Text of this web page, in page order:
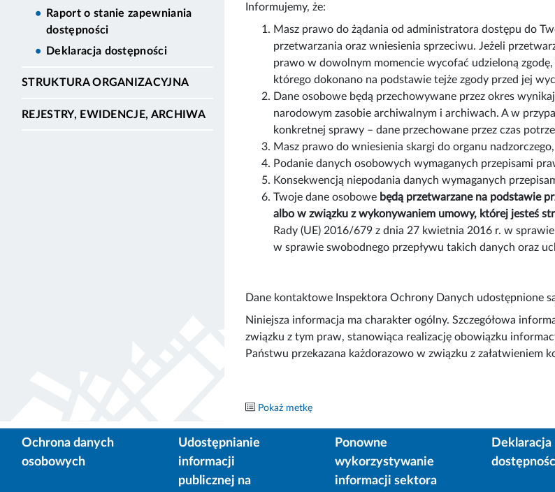
Raport o stanie zapewniania
dostępności
Deklaracja dostępności
STRUKTURA ORGANIZACYJNA
REJESTRY, EWIDENCJE, ARCHIWA
Informujemy, że:
Masz prawo do żądania od administratora dostępu do
przetwarzania oraz wniesienia sprzeciwu. Jeżeli
prawo w dowolnym momencie wycofać udzieloną
którego dokonano na podstawie tejże zgody przed jej
Dane osobowe będą przechowywane przez okres
narodowym zasobie archiwalnym i archiwach. A w
konkretnej sprawy – dane przechowane przez czas
Masz prawo do wniesienia skargi do organu
Podanie danych osobowych wymaganych przepisami
Konsekwencją niepodania danych wymaganych
Twoje dane osobowe będą przetwarzane na podstawie
albo w związku z wykonywaniem umowy, której jesteś
Rady (UE) 2016/679 z dnia 27 kwietnia 2016 r. w
w sprawie swobodnego przepływu takich danych oraz
Dane kontaktowe Inspektora Ochrony Danych udostępnione
Niniejsza informacja ma charakter ogólny. Szczegółowa
związku z tym praw, stanowiąca realizację obowiązku
Państwu przekazana każdorazowo w związku z załatwieniem
Pokaż metkę
Ochrona danych
osobowych
Udostępnianie
informacji
publicznej na
Ponowne
wykorzystywanie
informacji sektora
Deklaracja